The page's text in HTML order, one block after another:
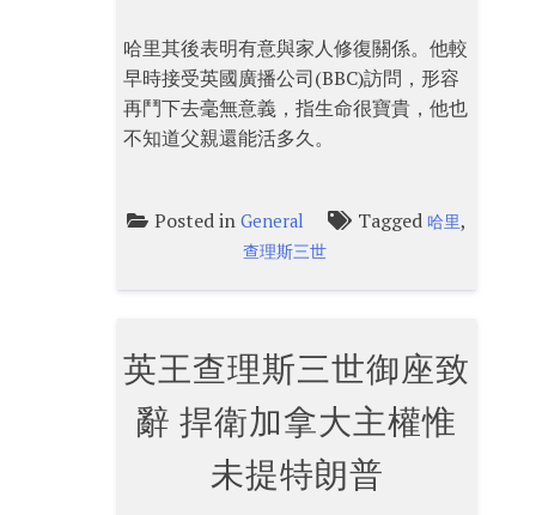
哈里其後表明有意與家人修復關係。他較
早時接受英國廣播公司(BBC)訪問，形容
再鬥下去毫無意義，指生命很寶貴，他也
不知道父親還能活多久。
Posted inGeneral Tagged哈里,
查理斯三世
英王查理斯三世御座致
辭 捍衛加拿大主權惟
未提特朗普